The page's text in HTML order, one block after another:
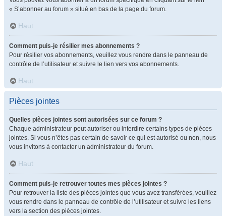
« S’abonner au forum » situé en bas de la page du forum.
Haut
Comment puis-je résilier mes abonnements ?
Pour résilier vos abonnements, veuillez vous rendre dans le panneau de
contrôle de l’utilisateur et suivre le lien vers vos abonnements.
Haut
Pièces jointes
Quelles pièces jointes sont autorisées sur ce forum ?
Chaque administrateur peut autoriser ou interdire certains types de pièces
jointes. Si vous n’êtes pas certain de savoir ce qui est autorisé ou non, nous
vous invitons à contacter un administrateur du forum.
Haut
Comment puis-je retrouver toutes mes pièces jointes ?
Pour retrouver la liste des pièces jointes que vous avez transférées, veuillez
vous rendre dans le panneau de contrôle de l’utilisateur et suivre les liens
vers la section des pièces jointes.